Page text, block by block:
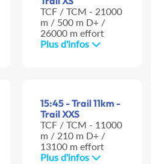
TCF / TCM - 21000
m / 500 m D+ /
26000 m effort
Plus d'infos
15:45 - Trail 11km -
Trail XXS
TCF / TCM - 11000
m / 210 m D+ /
13100 m effort
Plus d'infos